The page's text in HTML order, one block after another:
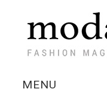
MENU